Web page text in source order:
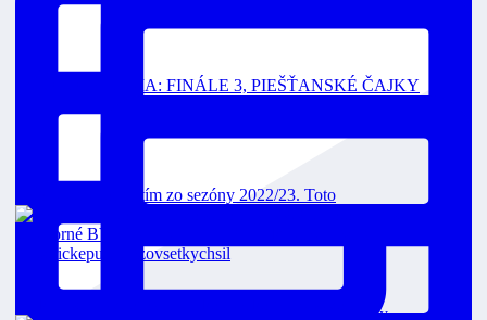
📸FOTOGALÉRIA: FINÁLE 3, PIEŠŤANSKÉ ČAJKY
Toto je strieborný tím zo sezóny 2022/23. Toto